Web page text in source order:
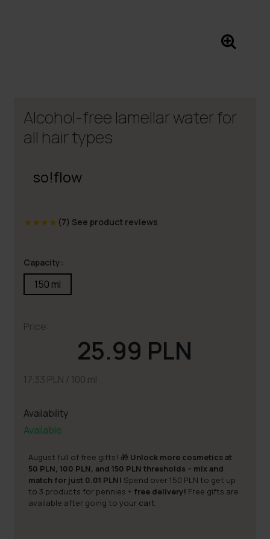
Alcohol-free lamellar water for
all hair types
so!flow
★★★★ (7) See product reviews
Capacity:
150 ml
Price:
25.99 PLN
17.33 PLN / 100 ml
Availability
Available
August full of free gifts! 🎁 Unlock more cosmetics at
50 PLN, 100 PLN, and 150 PLN thresholds – mix and
match for just 0.01 PLN! Spend over 150 PLN to get up
to 3 products for pennies + free delivery! Free gifts are
available after going to your cart.